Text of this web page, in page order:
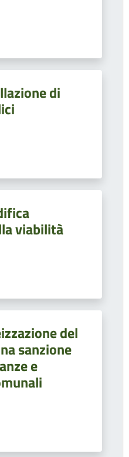
di
viabilità
del
sanzione
e